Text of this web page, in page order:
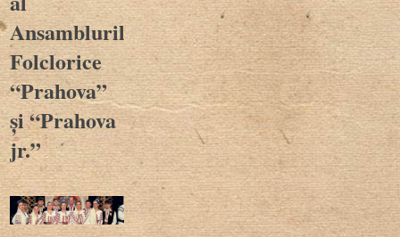
Ansamblurilor
Folclorice
“Prahova”
și “Prahova
jr.”